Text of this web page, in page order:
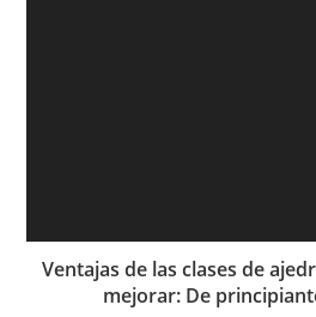
Ventajas de las clases de
mejorar: De